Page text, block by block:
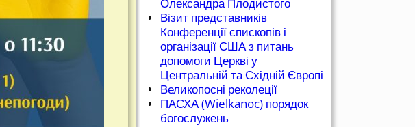
Олександра Плодистого
Візит представників
Конференції єпископів і
організації США з питань
допомоги Церкві у
Центральній та Східній Європі
Великопосні реколеції
ПАСХА (Wielkanoc) порядок
богослужень